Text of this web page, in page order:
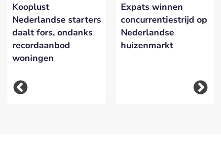
Kooplust
Nederlandse starters
daalt fors, ondanks
recordaanbod
woningen
Expats winnen
concurrentiestrijd op
Nederlandse
huizenmarkt